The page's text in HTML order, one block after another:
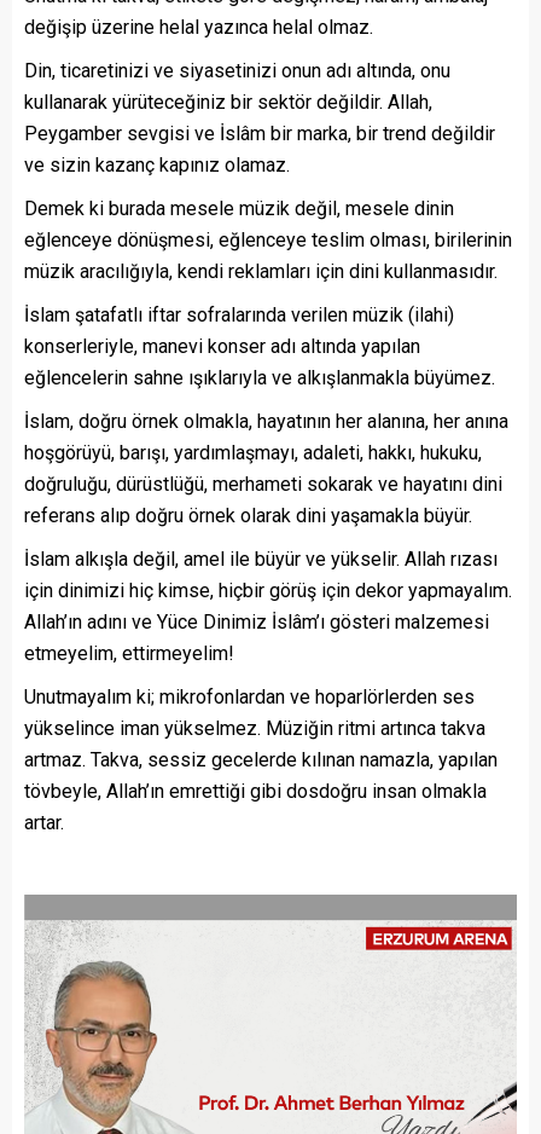
değişip üzerine helal yazınca helal olmaz.
Din, ticaretinizi ve siyasetinizi onun adı altında, onu
kullanarak yürüteceğiniz bir sektör değildir. Allah,
Peygamber sevgisi ve İslâm bir marka, bir trend değildir
ve sizin kazanç kapınız olamaz.
Demek ki burada mesele müzik değil, mesele dinin
eğlenceye dönüşmesi, eğlenceye teslim olması, birilerinin
müzik aracılığıyla, kendi reklamları için dini kullanmasıdır.
İslam şatafatlı iftar sofralarında verilen müzik (ilahi)
konserleriyle, manevi konser adı altında yapılan
eğlencelerin sahne ışıklarıyla ve alkışlanmakla büyümez.
İslam, doğru örnek olmakla, hayatının her alanına, her anına
hoşgörüyü, barışı, yardımlaşmayı, adaleti, hakkı, hukuku,
doğruluğu, dürüstlüğü, merhameti sokarak ve hayatını dini
referans alıp doğru örnek olarak dini yaşamakla büyür.
İslam alkışla değil, amel ile büyür ve yükselir. Allah rızası
için dinimizi hiç kimse, hiçbir görüş için dekor yapmayalım.
Allah’ın adını ve Yüce Dinimiz İslâm’ı gösteri malzemesi
etmeyelim, ettirmeyelim!
Unutmayalım ki; mikrofonlardan ve hoparlörlerden ses
yükselince iman yükselmez. Müziğin ritmi artınca takva
artmaz. Takva, sessiz gecelerde kılınan namazla, yapılan
tövbeyle, Allah’ın emrettiği gibi dosdoğru insan olmakla
artar.